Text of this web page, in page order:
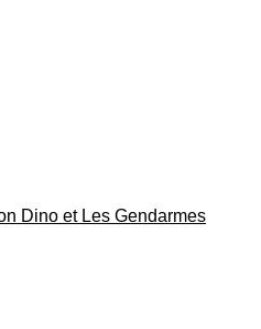
Dino et Les Gendarmes